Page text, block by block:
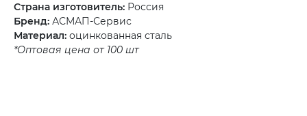
Страна изготовитель: Россия
Бренд: АСМАП-Сервис
Материал: оцинкованная сталь
*Оптовая цена от 100 шт